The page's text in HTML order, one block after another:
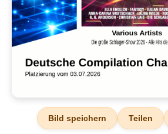
Bild speichern Teilen